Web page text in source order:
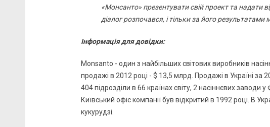
«Монсанто» презентувати свій проект та надати
діалог розпочався, і тільки за його
Інформація для довідки:
Monsanto - один з найбільших світових виробників
продажі в 2012 році - $ 13,5 млрд. Продажі в Україні за
404 підрозділи в 66 країнах світу, 2 насіннєвих заводи
Київський офіс компанії був відкритий в 1992 році. В
кукурудзі.